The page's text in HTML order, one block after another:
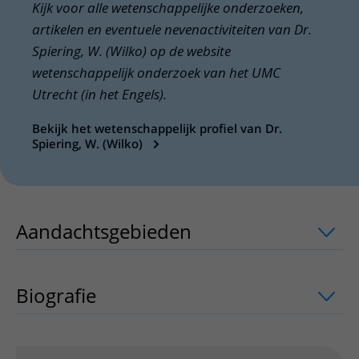
Kijk voor alle wetenschappelijke onderzoeken,
artikelen en eventuele nevenactiviteiten van Dr.
Spiering, W. (Wilko) op de website
wetenschappelijk onderzoek van het UMC
Utrecht (in het Engels).
Bekijk het wetenschappelijk profiel van Dr.
Spiering, W. (Wilko)
Aandachtsgebieden uitklapper, klik
Biografie